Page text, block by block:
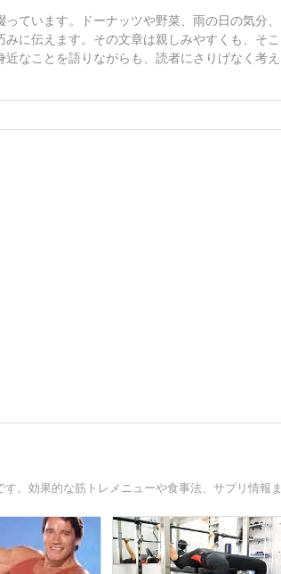
ています。ドーナッツや野菜、雨の日の気分、
に伝えます。その文章は親しみやすくも、そこ
なことを語りながらも、読者にさりげなく考え